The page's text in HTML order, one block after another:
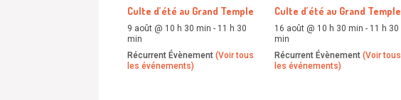
Culte d’été au Grand Temple
9 août @ 10 h 30 min - 11 h 30
min
Récurrent Évènement (Voir tous
les événements)
Culte d’été au Grand Temple
16 août @ 10 h 30 min - 11 h 30
min
Récurrent Évènement (Voir tous
les événements)